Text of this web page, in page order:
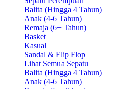
Balita (Hingga 4 Tahun)
Anak (4-6 Tahun)
Remaja (6+ Tahun)
Basket
Kasual
Sandal & Flip Flop
Lihat Semua Sepatu
Balita (Hingga 4 Tahun)
Anak (4-6 Tahun)